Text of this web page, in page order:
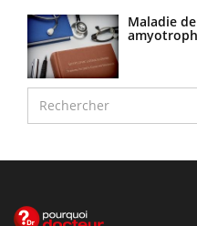
Maladie